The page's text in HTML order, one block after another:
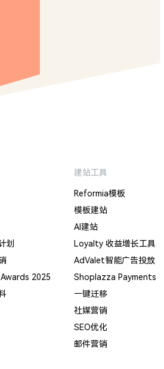
划
2025
建站工具
Reformia模板
模板建站
AI建站
Loyalty 收益增长工具
AdValet智能广告投放
Shoplazza Payments
一键迁移
社媒营销
SEO优化
邮件营销